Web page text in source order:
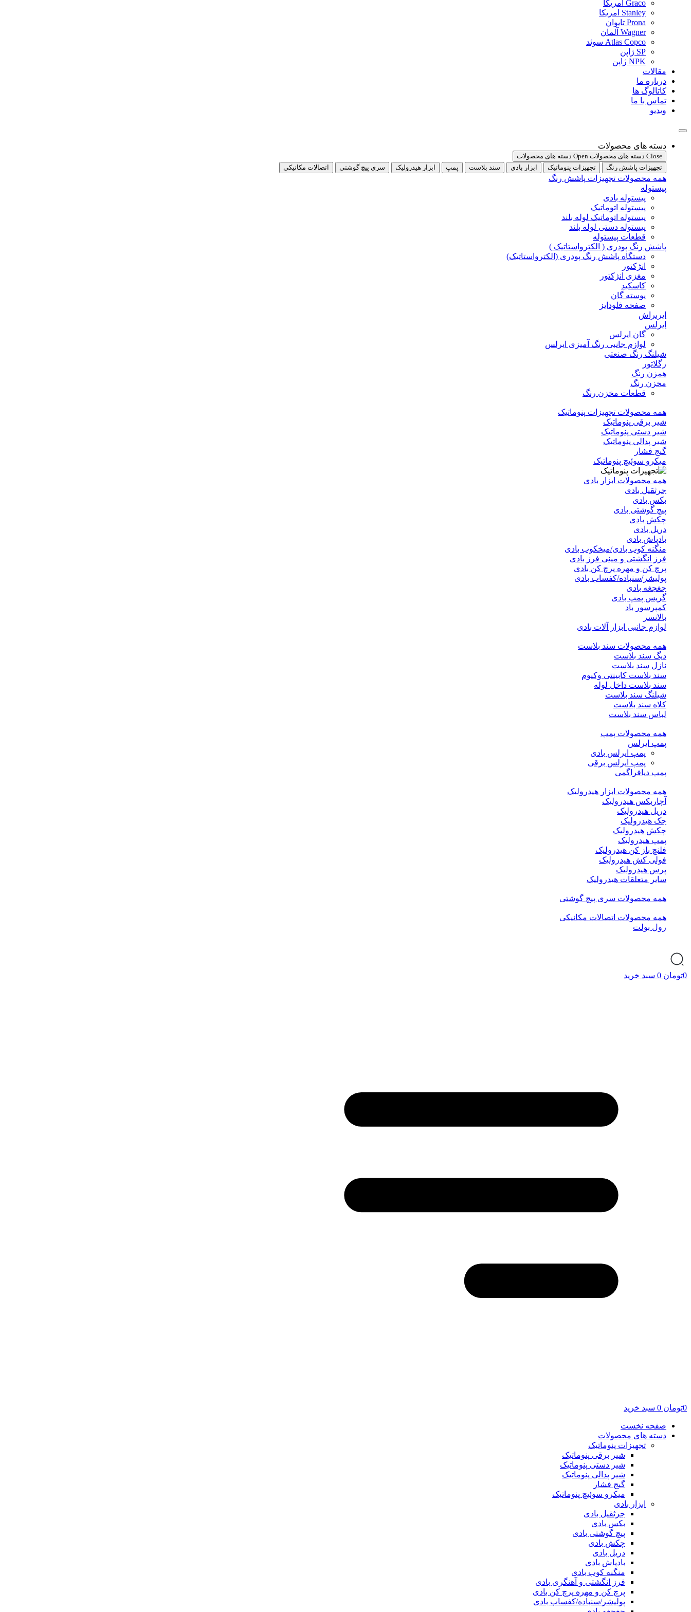
Graco امریکا
Stanley امریکا
Prona تایوان
Wagner آلمان
Atlas Copco سوئد
SP ژاپن
NPK ژاپن
مقالات
درباره ما
کاتالوگ ها
تماس با ما
ویدیو
دسته های محصولات
Close دسته های محصولات
Open دسته های محصولات
تجهیزات پاشش رنگ
تجهیزات پنوماتیک ابزار بادی سند بلاست پمپ ابزار هیدرولیک سری پیچ گوشتی اتصالات مکانیکی
همه محصولات تجهیزات پاشش رنگ
پیستوله
پیستوله بادی
پیستوله اتوماتیک
پیستوله اتوماتیک لوله بلند
پیستوله دستی لوله بلند
قطعات پیستوله
پاشش رنگ پودری ( الکترواستاتیک )
دستگاه پاشش رنگ پودری (الکترواستاتیک)
انژکتور
مغزی انژکتور
کاسکید
پوسته گان
صفحه فلودایز
ایربراش
ایرلس
گان ایرلس
لوازم جانبی رنگ آمیزی ایرلس
شیلنگ رنگ صنعتی
رگلاتور
همزن رنگ
مخزن رنگ
قطعات مخزن رنگ
همه محصولات تجهیزات پنوماتیک
شیر برقی پنوماتیک
شیر دستی پنوماتیک
شیر پدالی پنوماتیک
گیج فشار
میکرو سوئیچ پنوماتیک
همه محصولات ابزار بادی
جرثقیل بادی
بکس بادی
پیچ گوشتی بادی
چکش بادی
دریل بادی
بادپاش بادی
منگنه کوب بادی/میخکوب بادی
فرز انگشتی و مینی فرز بادی
پرچ کن و مهره پرچ کن بادی
پولیشر/سنباده/کفساب بادی
جغجغه بادی
گریس پمپ بادی
کمپرسور باد
بالانسر
لوازم جانبی ابزار آلات بادی
همه محصولات سند بلاست
دیگ سند بلاست
نازل سند بلاست
سند بلاست کابینتی وکیوم
سند بلاست داخل لوله
شیلنگ سند بلاست
کلاه سند بلاست
لباس سند بلاست
همه محصولات پمپ
پمپ ایرلس
پمپ ایرلس بادی
پمپ ایرلس برقی
پمپ دیافراگمی
همه محصولات ابزار هیدرولیک
آچاربکس هیدرولیک
دریل هیدرولیک
جک هیدرولیک
چکش هیدرولیک
پمپ هیدرولیک
فلنچ باز کن هیدرولیک
فولی کش هیدرولیک
پرس هیدرولیک
سایر متعلقات هیدرولیک
همه محصولات سری پیچ گوشتی
همه محصولات اتصالات مکانیکی
رول بولت
0تومان 0 سبد خرید
0تومان 0 سبد خرید
صفحه نخست
دسته های محصولات
تجهیزات پنوماتیک
شیر برقی پنوماتیک
شیر دستی پنوماتیک
شیر پدالی پنوماتیک
گیج فشار
میکرو سوئیچ پنوماتیک
ابزار بادی
جرثقیل بادی
بکس بادی
پیچ گوشتی بادی
چکش بادی
دریل بادی
بادپاش بادی
منگنه کوب بادی
فرز انگشتی و آهنگری بادی
پرچ کن و مهره پرچ کن بادی
پولیشر/سنباده/کفساب بادی